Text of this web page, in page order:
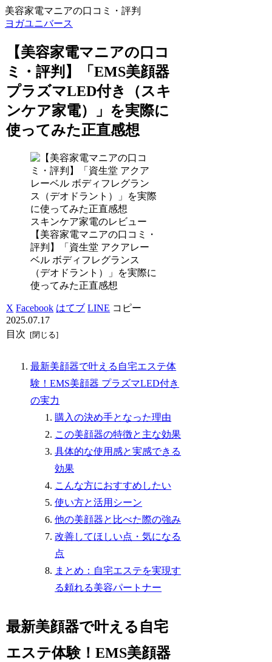
美容家電マニアの口コミ・評判
ヨガユニバース
【美容家電マニアの口コ
ミ・評判】「EMS美顔器
プラズマLED付き（スキ
ンケア家電）」を実際に
使ってみた正直感想
スキンケア家電のレビュー
【美容家電マニアの口コミ・
評判】「資生堂 アクアレー
ベル ボディフレグランス
（デオドラント）」を実際に
使ってみた正直感想
X Facebook はてブ LINE コピー
2025.07.17
目次
最新美顔器で叶える自宅エステ体
験！EMS美顔器 プラズマLED付き
の実力
購入の決め手となった理由
この美顔器の特徴と主な効果
具体的な使用感と実感できる
効果
こんな方におすすめしたい
使い方と活用シーン
他の美顔器と比べた際の強み
改善してほしい点・気になる
点
まとめ：自宅エステを実現す
る頼れる美容パートナー
最新美顔器で叶える自宅
エステ体験！EMS美顔器